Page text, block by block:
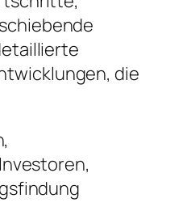
die